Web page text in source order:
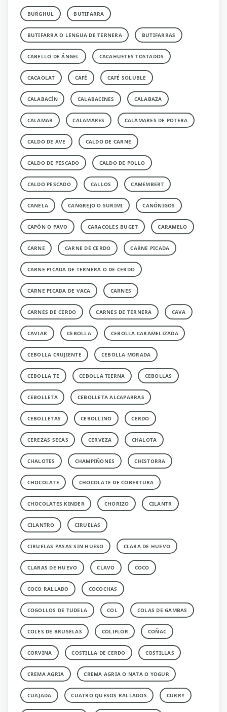
BURGHUL BUTIFARRA
BUTIFARRA O LENGUA DE TERNERA BUTIFARRAS
CABELLO DE ÁNGEL CACAHUETES TOSTADOS
CACAOLAT CAFÉ CAFÉ SOLUBLE
CALABACÍN CALABACINES CALABAZA
CALAMAR CALAMARES CALAMARES DE POTERA
CALDO DE AVE CALDO DE CARNE
CALDO DE PESCADO CALDO DE POLLO
CALDO PESCADO CALLOS CAMEMBERT
CANELA CANGREJO O SURIMI CANÓNIGOS
CAPÓN O PAVO CARACOLES BUGET CARAMELO
CARNE CARNE DE CERDO CARNE PICADA
CARNE PICADA DE TERNERA O DE CERDO
CARNE PICADA DE VACA CARNES
CARNES DE CERDO CARNES DE TERNERA CAVA
CAVIAR CEBOLLA CEBOLLA CARAMELIZADA
CEBOLLA CRUJIENTE CEBOLLA MORADA
CEBOLLA TE CEBOLLA TIERNA CEBOLLAS
CEBOLLETA CEBOLLETA ALCAPARRAS
CEBOLLETAS CEBOLLINO CERDO
CEREZAS SECAS CERVEZA CHALOTA
CHALOTES CHAMPIÑONES CHISTORRA
CHOCOLATE CHOCOLATE DE COBERTURA
CHOCOLATES KINDER CHORIZO CILANTR
CILANTRO CIRUELAS
CIRUELAS PASAS SIN HUESO CLARA DE HUEVO
CLARAS DE HUEVO CLAVO COCO
COCO RALLADO COCOCHAS
COGOLLOS DE TUDELA COL COLAS DE GAMBAS
COLES DE BRUSELAS COLIFLOR COÑAC
CORVINA COSTILLA DE CERDO COSTILLAS
CREMA AGRIA CREMA AGRIA O NATA O YOGUR
CUAJADA CUATRO QUESOS RALLADOS CURRY